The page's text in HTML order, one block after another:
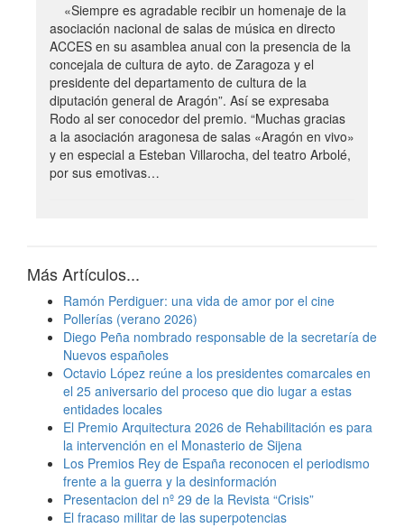
«Siempre es agradable recibir un homenaje de la
asociación nacional de salas de música en directo
ACCES en su asamblea anual con la presencia de la
concejala de cultura de ayto. de Zaragoza y el
presidente del departamento de cultura de la
diputación general de Aragón”. Así se expresaba
Rodo al ser conocedor del premio. “Muchas gracias
a la asociación aragonesa de salas «Aragón en vivo»
y en especial a Esteban Villarocha, del teatro Arbolé,
por sus emotivas…
Más Artículos...
Ramón Perdiguer: una vida de amor por el cine
Pollerías (verano 2026)
Diego Peña nombrado responsable de la secretaría de
Nuevos españoles
Octavio López reúne a los presidentes comarcales en
el 25 aniversario del proceso que dio lugar a estas
entidades locales
El Premio Arquitectura 2026 de Rehabilitación es para
la intervención en el Monasterio de Sijena
Los Premios Rey de España reconocen el periodismo
frente a la guerra y la desinformación
Presentacion del nº 29 de la Revista “Crisis”
El fracaso militar de las superpotencias